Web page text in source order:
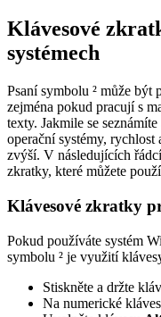
Klávesové
systémech
Psaní symbolu ² může být
zejména pokud pracují s
texty. Jakmile se
operační systémy, rychlost
zvýší. V následujících
zkratky, které můžete
Klávesové zkratky
Pokud používáte systém
symbolu ² je využití
Stiskněte a držte
Na numerické